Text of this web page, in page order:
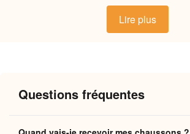
naturellement à la forme de votre pied. La
légèrement rembourrée, absorbe chaque pas
durable sur tous vos sols. Des matières
Pourquoi vous allez
Lire plus
Questions fréquentes